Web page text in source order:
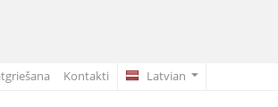
Latvian
Kontakti